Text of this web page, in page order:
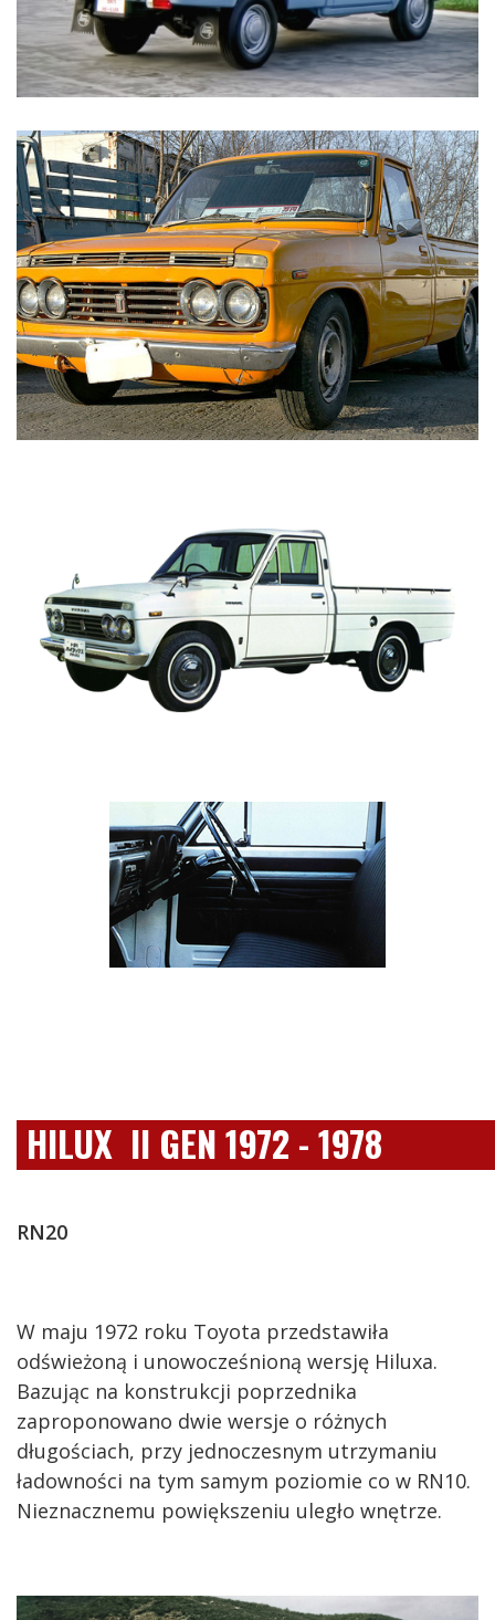
HILUX II GEN 1972 - 1978
RN20
W maju 1972 roku Toyota przedstawiła
odświeżoną i unowocześnioną wersję Hiluxa.
Bazując na konstrukcji poprzednika
zaproponowano dwie wersje o różnych
długościach, przy jednoczesnym utrzymaniu
ładowności na tym samym poziomie co w RN10.
Nieznacznemu powiększeniu uległo wnętrze.